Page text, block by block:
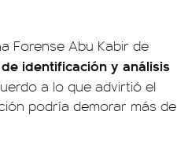
Forense Abu Kabir de
identificación y análisis
a lo que advirtió el
podría demorar más de